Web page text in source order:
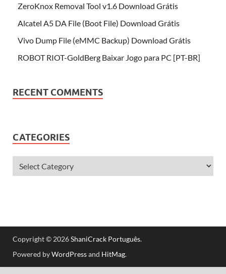
ZeroKnox Removal Tool v1.6 Download Grátis
Alcatel A5 DA File (Boot File) Download Grátis
Vivo Dump File (eMMC Backup) Download Grátis
ROBOT RIOT-GoldBerg Baixar Jogo para PC [PT-BR]
RECENT COMMENTS
CATEGORIES
Copyright © 2026ShaniCrack Português.
Powered byWordPressand HitMag.